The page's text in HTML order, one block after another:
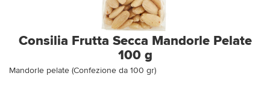
Consilia Frutta Secca Mandorle Pelate
100 g
Mandorle pelate (Confezione da 100 gr)